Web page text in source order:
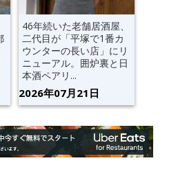
46年続いた老舗居酒屋、
二代目が「平塚で1番カ
ウンターの長い店」にリ
ニューアル。囲炉裏と日
本酒ペアリ...
2026年07月21日